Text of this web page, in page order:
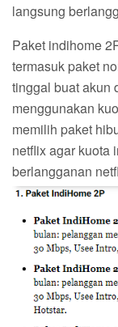
langsung
Paket indihome
termasuk paket
tinggal buat akun
menggunakan
memilih paket
netflix agar kuota
berlangganan